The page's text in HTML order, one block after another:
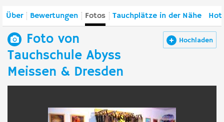
Über Bewertungen Fotos Tauchplätze in der Nähe
Hochladen
Foto von
Tauchschule Abyss
Meissen & Dresden